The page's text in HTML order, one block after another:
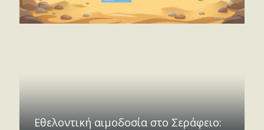
Εθελοντική αιμοδοσία στο Σεράφειο: